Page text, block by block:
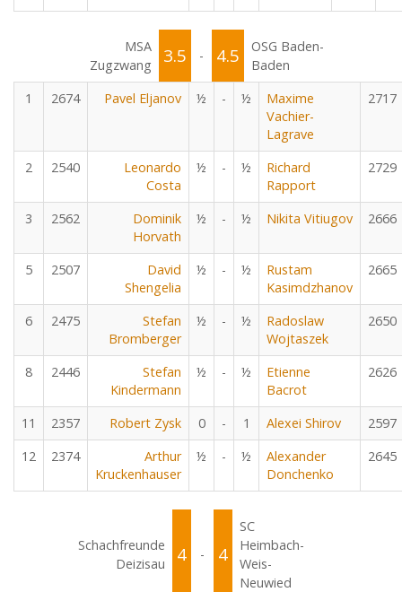
MSA
Zugzwang
3.5 - 4.5
OSG Baden-
Baden
1
2674 Pavel Eljanov ½ - ½
Maxime
Vachier-
Lagrave
2717
2 2540
Leonardo
Costa
½ - ½
Richard
Rapport
2729
3 2562
Dominik
Horvath
½ - ½ Nikita Vitiugov 2666
5 2507
David
Shengelia
½ - ½
Rustam
Kasimdzhanov
2665
6 2475
Stefan
Bromberger
½ - ½
Radoslaw
Wojtaszek
2650
8 2446
Stefan
Kindermann
½ - ½
Etienne
Bacrot
2626
11 2357 Robert Zysk 0 - 1 Alexei Shirov
2597
12
2374
Arthur
Kruckenhauser
½ - ½
Alexander
Donchenko
2645
Schachfreunde
Deizisau
4 - 4
SC
Heimbach-
Weis-
Neuwied